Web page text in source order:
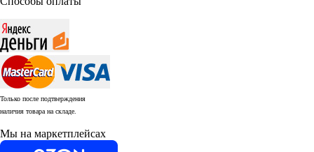
Только после подтверждения
наличия товара на складе.
Мы на маркетплейсах